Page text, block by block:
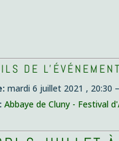
DE L'ÉVÉNEMENT
mardi 6 juillet 2021 , 20:30 –
Abbaye de Cluny - Festival